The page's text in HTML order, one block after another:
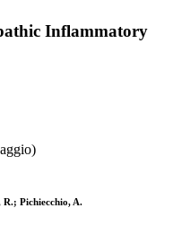
Inflammatory
Pichiecchio, A.